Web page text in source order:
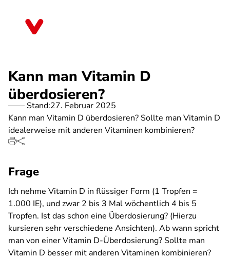
Kann man Vitamin D
überdosieren?
Stand:27. Februar 2025
Kann man Vitamin D überdosieren? Sollte man Vitamin D
idealerweise mit anderen Vitaminen kombinieren?
Frage
Ich nehme Vitamin D in flüssiger Form (1 Tropfen =
1.000 IE), und zwar 2 bis 3 Mal wöchentlich 4 bis 5
Tropfen. Ist das schon eine Überdosierung? (Hierzu
kursieren sehr verschiedene Ansichten). Ab wann spricht
man von einer Vitamin D-Überdosierung? Sollte man
Vitamin D besser mit anderen Vitaminen kombinieren?